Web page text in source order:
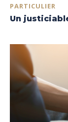
PARTICULIER
Un